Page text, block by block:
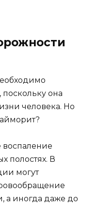
она
человека. Но
воспаление
полостях. В
могут
а иногда даже до